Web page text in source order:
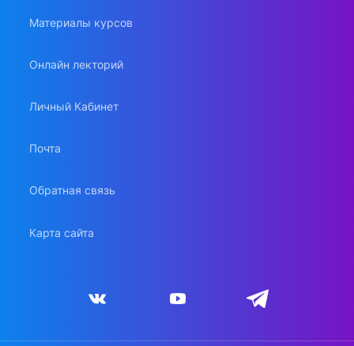
Материалы курсов
Онлайн лекторий
Личный Кабинет
Почта
Обратная связь
Карта сайта